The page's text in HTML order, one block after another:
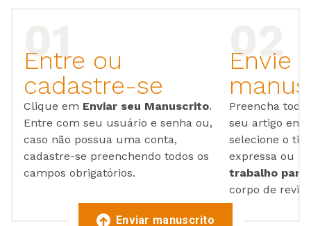
Entre ou
cadastre-se
Clique em Enviar seu Manuscrito.
Entre com seu usuário e senha ou,
caso não possua uma conta,
cadastre-se preenchendo todos os
campos obrigatórios.
Envie
Preencha
seu artigo em
selecione o
expressa ou
trabalho para
corpo de
Enviar manuscrito